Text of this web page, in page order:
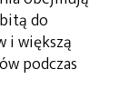
do
i większą
podczas